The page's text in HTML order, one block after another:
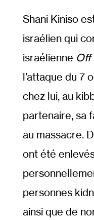
Shani Kiniso
israélien qui
israélienne Off
l’attaque du 7
chez lui, au
partenaire, sa
au massacre.
ont été
personnes
ainsi que de